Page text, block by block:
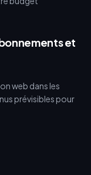
et
web dans les
prévisibles pour